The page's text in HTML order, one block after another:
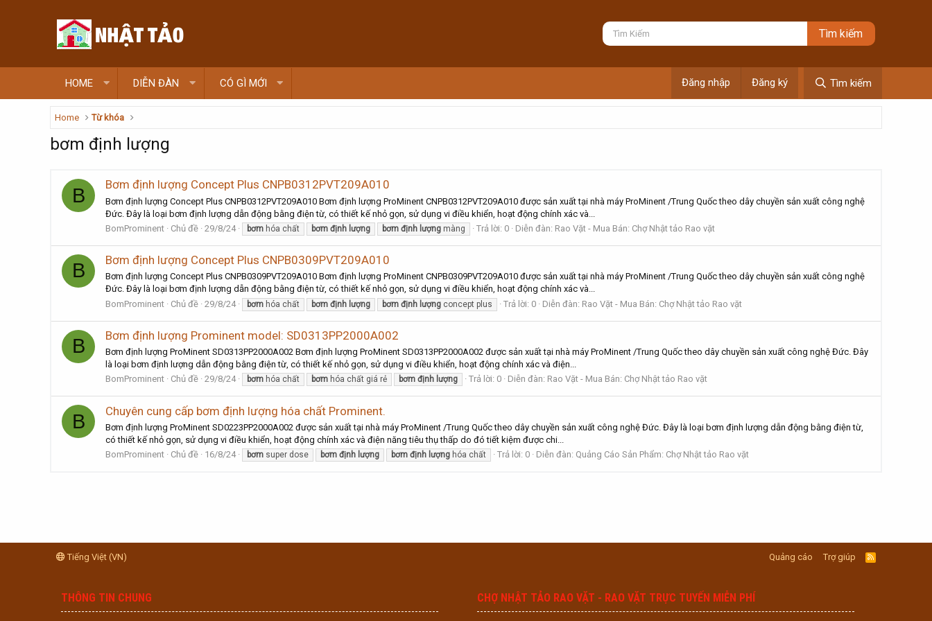
HOME DIỄN ĐÀN CÓ GÌ MỚI Đăng nhập Đăng ký Tìm kiếm
Home Từ khóa
bơm định lượng
B Bơm định lượng Concept Plus CNPB0312PVT209A010
Bơm định lượng Concept Plus CNPB0312PVT209A010 Bơm định lượng ProMinent CNPB0312PVT209A010 được sản xuất tại nhà máy ProMinent /Trung Quốc theo dây chuyền sản xuất công nghệ
Đức. Đây là loại bơm định lượng dẫn động bằng điện từ, có thiết kế nhỏ gọn, sử dụng vi điều khiển, hoạt động chính xác và...
BomProminent
Chủ đề 29/8/24 bơm hóa chất bơm định lượng bơm định lượng màng Trả lời: 0 Diễn đàn: Rao Vặt - Mua Bán: Chợ Nhật tảo Rao vặt
B Bơm định lượng Concept Plus CNPB0309PVT209A010
Bơm định lượng Concept Plus CNPB0309PVT209A010 Bơm định lượng ProMinent CNPB0309PVT209A010 được sản xuất tại nhà máy ProMinent /Trung Quốc theo dây chuyền sản xuất công nghệ
Đức. Đây là loại bơm định lượng dẫn động bằng điện từ, có thiết kế nhỏ gọn, sử dụng vi điều khiển, hoạt động chính xác và...
BomProminent
Chủ đề 29/8/24 bơm hóa chất bơm định lượng bơm định lượng concept plus Trả lời: 0 Diễn đàn: Rao Vặt - Mua Bán: Chợ Nhật tảo Rao vặt
B Bơm định lượng Prominent model: SD0313PP2000A002
Bơm định lượng ProMinent SD0313PP2000A002 Bơm định lượng ProMinent SD0313PP2000A002 được sản xuất tại nhà máy ProMinent /Trung Quốc theo dây chuyền sản xuất công nghệ Đức. Đây
là loại bơm định lượng dẫn động bằng điện từ, có thiết kế nhỏ gọn, sử dụng vi điều khiển, hoạt động chính xác và điện...
BomProminent
Chủ đề 29/8/24 bơm hóa chất bơm hóa chất giá rẻ bơm định lượng Trả lời: 0 Diễn đàn: Rao Vặt - Mua Bán: Chợ Nhật tảo Rao vặt
B Chuyên cung cấp bơm định lượng hóa chất Prominent.
Bơm định lượng ProMinent SD0223PP2000A002 được sản xuất tại nhà máy ProMinent /Trung Quốc theo dây chuyền sản xuất công nghệ Đức. Đây là loại bơm định lượng dẫn động bằng điện từ,
có thiết kế nhỏ gọn, sử dụng vi điều khiển, hoạt động chính xác và điện năng tiêu thụ thấp do đó tiết kiệm được chi...
BomProminent
Chủ đề 16/8/24 bơm super dose bơm định lượng bơm định lượng hóa chất Trả lời: 0 Diễn đàn: Quảng Cáo Sản Phẩm: Chợ Nhật tảo Rao vặt
Tiếng Việt (VN) Quảng cáo Trợ giúp
R
S
THÔNG TIN CHUNG CHỢ NHẬT TẢO RAO VẶT - RAO VẶT TRỰC TUYẾN MIỄN PHÍ